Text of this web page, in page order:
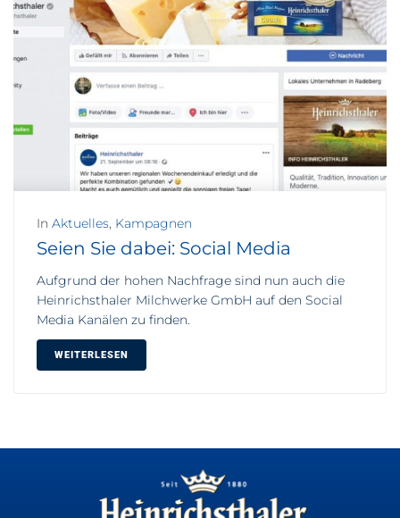
In Aktuelles, Kampagnen
Seien Sie dabei: Social Media
Aufgrund der hohen Nachfrage sind nun auch die
Heinrichsthaler Milchwerke GmbH auf den Social
Media Kanälen zu finden.
WEITERLESEN